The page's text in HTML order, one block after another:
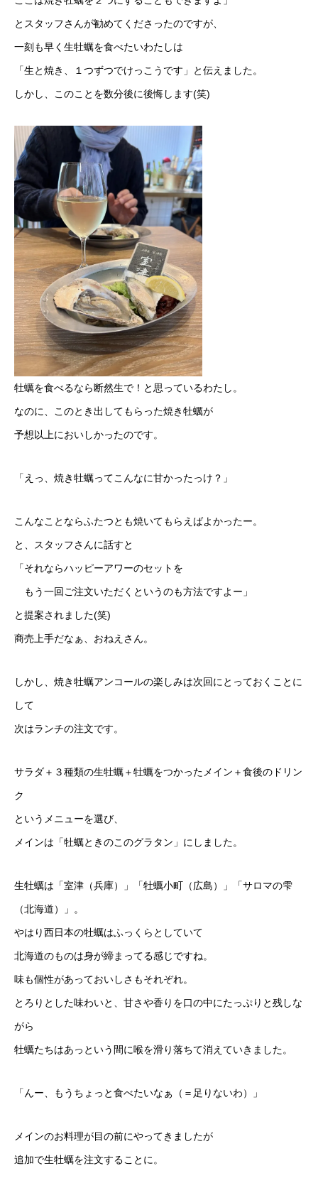
とスタッフさんが勧めてくださったのですが、
一刻も早く生牡蠣を食べたいわたしは
「生と焼き、１つずつでけっこうです」と伝えました。
しかし、このことを数分後に後悔します(笑)
牡蠣を食べるなら断然生で！と思っているわたし。
なのに、このとき出してもらった焼き牡蠣が
予想以上においしかったのです。
「えっ、焼き牡蠣ってこんなに甘かったっけ？」
こんなことならふたつとも焼いてもらえばよかったー。
と、スタッフさんに話すと
「それならハッピーアワーのセットを
もう一回ご注文いただくというのも方法ですよー」
と提案されました(笑)
商売上手だなぁ、おねえさん。
しかし、焼き牡蠣アンコールの楽しみは次回にとっておくことに
して
次はランチの注文です。
サラダ＋３種類の生牡蠣＋牡蠣をつかったメイン＋食後のドリン
ク
というメニューを選び、
メインは「牡蠣ときのこのグラタン」にしました。
生牡蠣は「室津（兵庫）」「牡蠣小町（広島）」「サロマの雫
（北海道）」。
やはり西日本の牡蠣はふっくらとしていて
北海道のものは身が締まってる感じですね。
味も個性があっておいしさもそれぞれ。
とろりとした味わいと、甘さや香りを口の中にたっぷりと残しな
がら
牡蠣たちはあっという間に喉を滑り落ちて消えていきました。
「んー、もうちょっと食べたいなぁ（＝足りないわ）」
メインのお料理が目の前にやってきましたが
追加で生牡蠣を注文することに。